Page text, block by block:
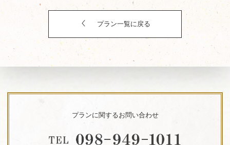
プラン一覧に戻る
プランに関するお問い合わせ